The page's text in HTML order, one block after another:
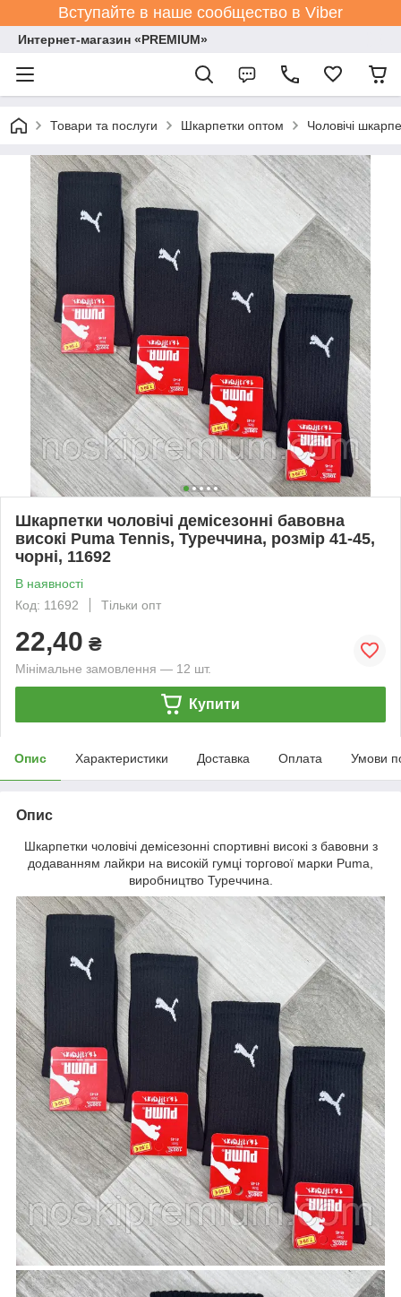
Вступайте в наше сообщество в Viber
Интернет-магазин «PREMIUM»
Товари та послуги Шкарпетки оптом Чоловічі
Шкарпетки чоловічі демісезонні бавовна
високі Puma Tennis, Туреччина, розмір 41-45,
чорні, 11692
В наявності
Код: 11692
Тільки опт
22,40 ₴
Мінімальне замовлення — 12 шт.
Купити
Опис Характеристики Доставка Оплата Умови
Опис
Шкарпетки чоловічі демісезонні спортивні високі з бавовни з
додаванням лайкри на високій гумці торгової марки Puma,
виробництво Туреччина.